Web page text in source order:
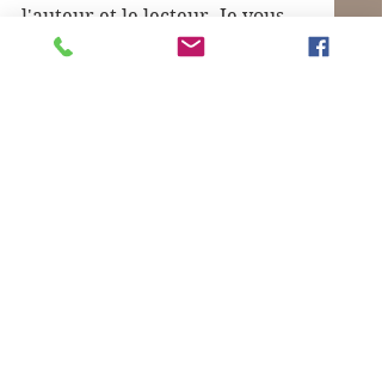
l'auteur et le lecteur. Je vous
en mets un extrait dans mon